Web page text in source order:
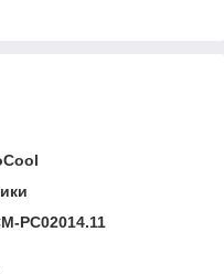
PC02014.11